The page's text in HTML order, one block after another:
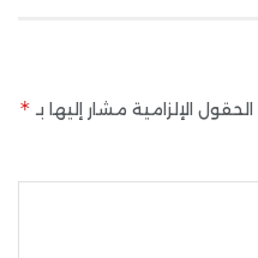
الحقول الإلزامية مشار إليها بـ *